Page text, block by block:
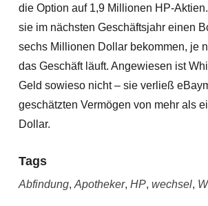
die Option auf 1,9 Millionen HP-
sie im nächsten Geschäftsjahr einen
sechs Millionen Dollar bekommen, je
das Geschäft läuft. Angewiesen ist
Geld sowieso nicht – sie verließ
geschätzten Vermögen von mehr als
Dollar.
Tags
Abfindung, Apotheker, HP, wechsel,